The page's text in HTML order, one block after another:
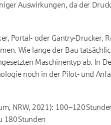
Auswirkungen, da der
Portal- oder Gantry-Drucker,
Wie lange der Bau
Maschinentyp ab. In
noch in der Pilot- und
NRW, 2021): 100–120
180 Stunden